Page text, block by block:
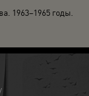
1963–1965 годы.